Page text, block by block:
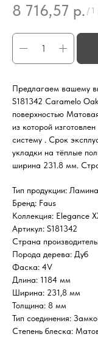
8 716,57 р. / 1
Предлагаем вашему
S181342 Caramelo
поверхностью
из которой
систему . Срок
укладки на тёплые
ширина 231.8 мм.
Тип продукции:
Бренд: Faus
Коллекция: Elegance
Артикул: S181342
Страна
Порода дерева: Дуб
Фаска: 4V
Длина: 1184 мм
Ширина: 231,8 мм
Толщина: 8 мм
Тип соединения:
Степень блеска: